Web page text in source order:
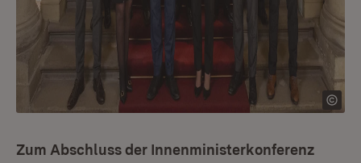
Zum Abschluss der Innenministerkonferenz